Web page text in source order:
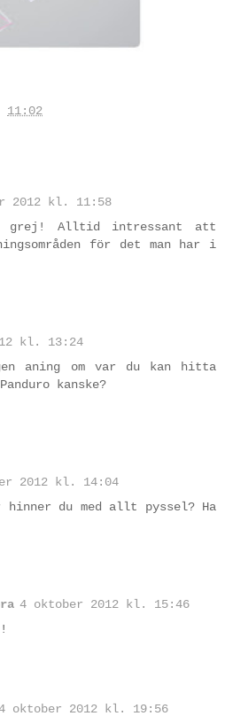
11:02
2012 kl. 11:58
grej! Alltid intressant att
för det man har i
kl. 13:24
aning om var du kan hitta
kanske?
2012 kl. 14:04
du med allt pyssel? Ha
4 oktober 2012 kl. 15:46
oktober 2012 kl. 19:56